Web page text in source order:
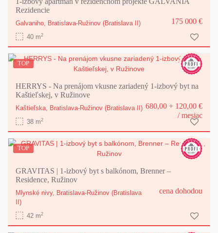
Rezidencie
Galvaniho, Bratislava-Ružinov (Bratislava II)
40 m2
175 000 €
TOP
HERRYS - Na prenájom vkusne zariadený 1-izbový byt na
Kaštieľskej, v Ružinove
Kaštieľska, Bratislava-Ružinov (Bratislava II)
38 m2
680,00 + 120,00 €
/ mesiac
TOP
GRAVITAS | 1-izbový byt s balkónom, Brenner –
Residence, Ružinov
Mlynské nivy, Bratislava-Ružinov (Bratislava
II)
42 m2
cena dohodou